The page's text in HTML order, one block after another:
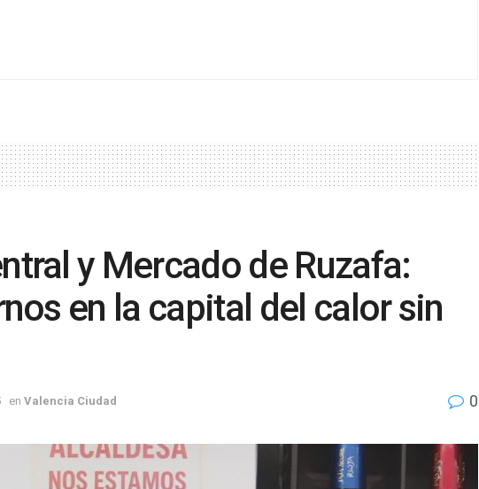
y Mercado de Ruzafa:
en la capital del calor sin
en Valencia Ciudad 0